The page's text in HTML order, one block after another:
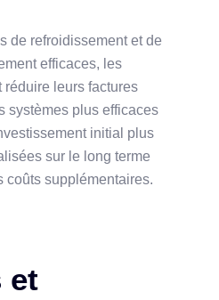
de refroidissement et de
efficaces, les
leurs factures
systèmes plus efficaces
initial plus
sur le long terme
coûts supplémentaires.
et